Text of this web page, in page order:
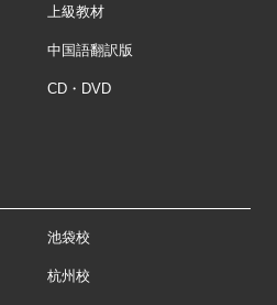
上級教材
中国語翻訳版
CD・DVD
池袋校
杭州校